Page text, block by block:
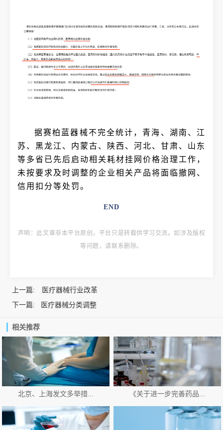
据赛柏蓝器械不完全统计，青海、湖南、江
苏、黑龙江、内蒙古、陕西、河北、甘肃、山东
等多省已先后启动相关耗材挂网价格治理工作，
未按要求及时调整的企业相关产品将面临撤网、
信用扣分等处罚。
END
声明： 此文章非本平台原创，平台只是转载供学习交流。如涉及版权
等问题，请联系删除。
上一篇:
医疗器械行业改革
下一篇:
医疗器械分类调整
相关推荐
北京、上海发文多举措... 《关于进一步完善药品...